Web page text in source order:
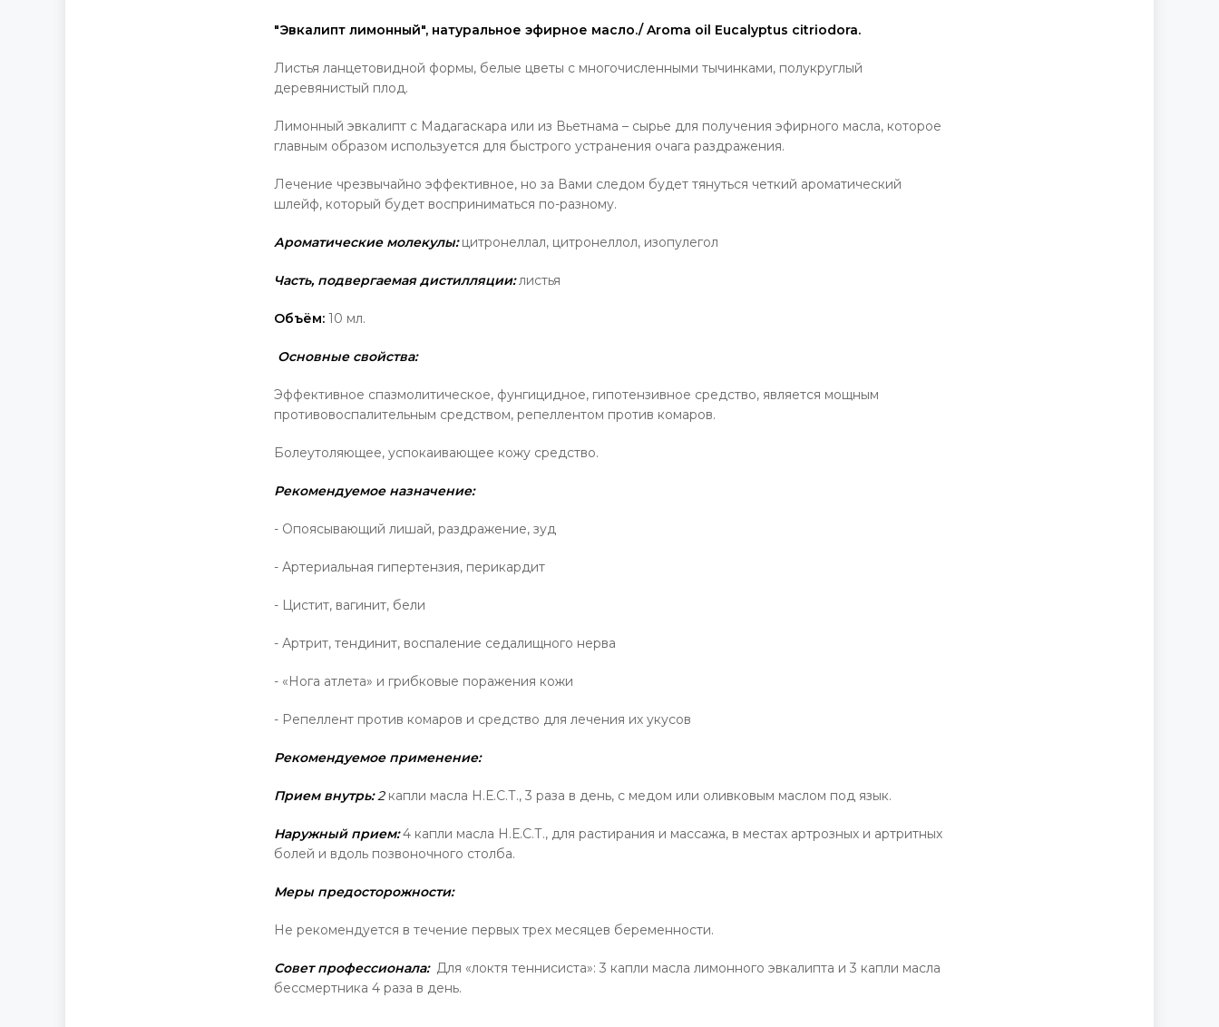
"Эвкалипт лимонный", натуральное эфирное масло./ Aroma oil Eucalyptus citriodora.
Листья ланцетовидной формы, белые цветы с многочисленными тычинками, полукруглый
деревянистый плод.
Лимонный эвкалипт с Мадагаскара или из Вьетнама – сырье для получения эфирного масла, которое
главным образом используется для быстрого устранения очага раздражения.
Лечение чрезвычайно эффективное, но за Вами следом будет тянуться четкий ароматический
шлейф, который будет восприниматься по-разному.
Ароматические молекулы:цитронеллал, цитронеллол, изопулегол
Часть, подвергаемая дистилляции:листья
Объём: 10 мл.
Основные свойства:
Эффективное спазмолитическое, фунгицидное, гипотензивное средство, является мощным
противовоспалительным средством, репеллентом против комаров.
Болеутоляющее, успокаивающее кожу средство.
Рекомендуемое назначение:
- Опоясывающий лишай, раздражение, зуд
- Артериальная гипертензия, перикардит
- Цистит, вагинит, бели
- Артрит, тендинит, воспаление седалищного нерва
- «Нога атлета» и грибковые поражения кожи
- Репеллент против комаров и средство для лечения их укусов
Рекомендуемое применение:
Прием внутрь:2 капли масла Н.Е.С.Т., 3 раза в день, с медом или оливковым маслом под язык.
Наружный прием:4 капли масла Н.Е.С.Т., для растирания и массажа, в местах артрозных и артритных
болей и вдоль позвоночного столба.
Меры предосторожности:
Не рекомендуется в течение первых трех месяцев беременности.
Совет профессионала: Для «локтя теннисиста»: 3 капли масла лимонного эвкалипта и 3 капли масла
бессмертника 4 раза в день.